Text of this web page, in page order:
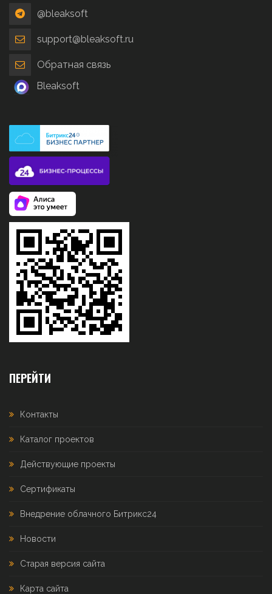
@bleaksoft
support@bleaksoft.ru
Обратная связь
Bleaksoft
ПЕРЕЙТИ
Контакты
Каталог проектов
Действующие проекты
Сертификаты
Внедрение облачного Битрикс24
Новости
Старая версия сайта
Карта сайта